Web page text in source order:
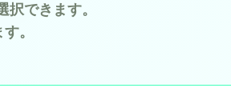
できます。
。